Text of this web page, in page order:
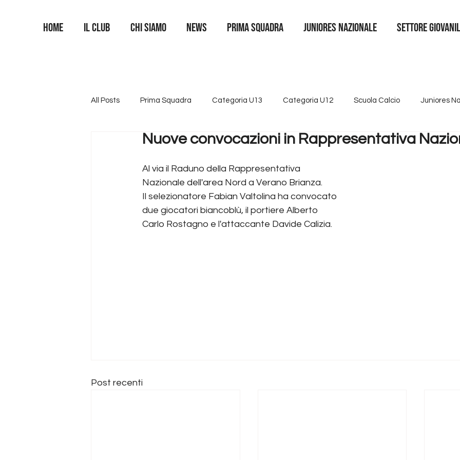
Home Il Club Chi siamo News Prima squadra juniores nazionale SETTORE
All Posts Prima Squadra Categoria U13 Categoria U12 Scuola Calcio Juniores
Categoria U16 Categoria U14 Tutte le news Categoria U15 Partnership
Area Portieri
Nuove convocazioni in Rappresentativa
Al via il Raduno della Rappresentativa
Nazionale dell'area Nord a Verano Brianza.
Il selezionatore Fabian Valtolina ha convocato
due giocatori biancoblù, il portiere Alberto
Carlo Rostagno e l'attaccante Davide Calizia.
Post recenti